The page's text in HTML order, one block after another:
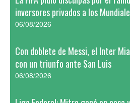
inversores privados a los
06/08/2026
Con doblete de Messi, el Inter
con un triunfo ante San Luis
06/08/2026